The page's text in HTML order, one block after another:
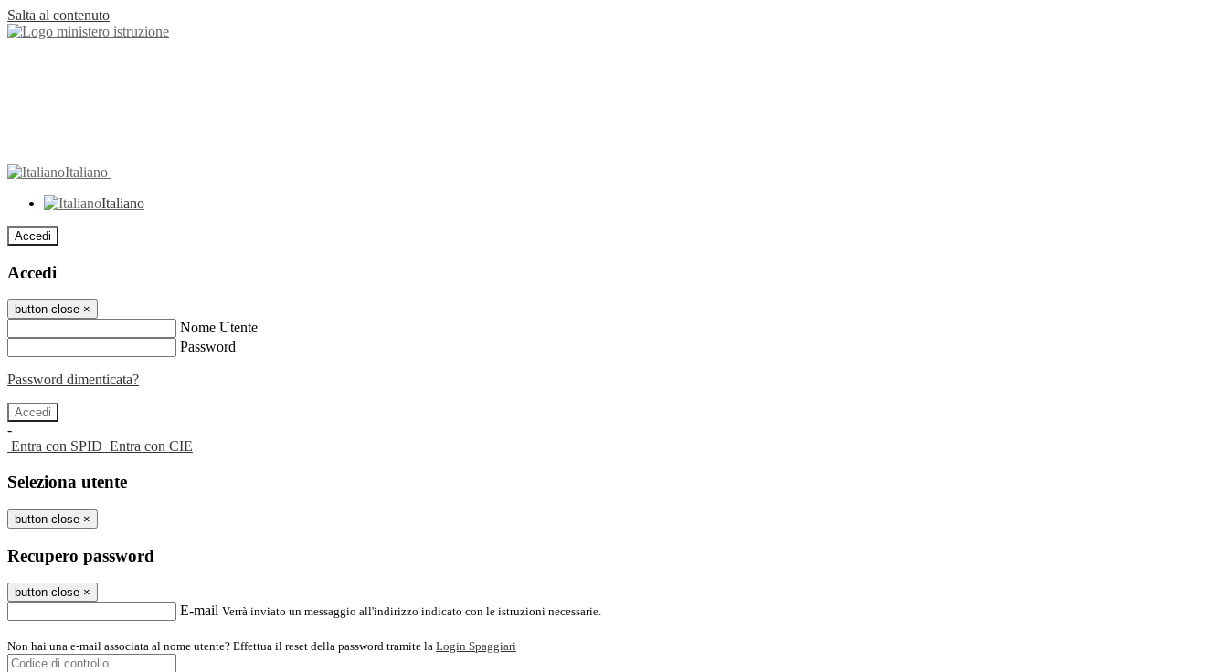
Salta al contenuto
Italiano
Italiano
Accedi
Accedi
button close ×
Nome Utente
Password
Password dimenticata?
-
Entra con SPID Entra con CIE
Seleziona utente
button close ×
Recupero password
button close ×
E-mail Verrà inviato un messaggio all'indirizzo indicato con le istruzioni necessarie.
Non hai una e-mail associata al nome utente? Effettua il reset della password tramite la Login Spaggiari